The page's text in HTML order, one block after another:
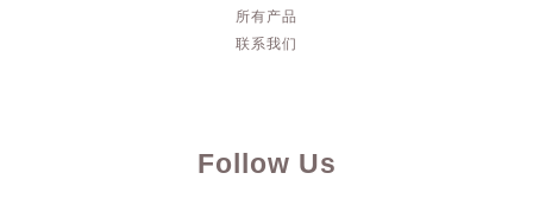
所有产品
联系我们
Follow Us